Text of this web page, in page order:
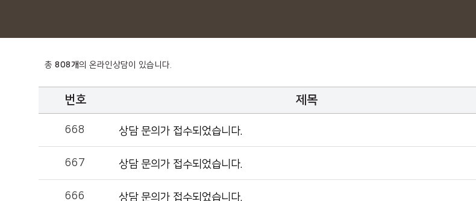
총 808개의 온라인상담이 있습니다.
번호 제목
668 상담 문의가 접수되었습니다.
667 상담 문의가 접수되었습니다.
666 상담 문의가 접수되었습니다.